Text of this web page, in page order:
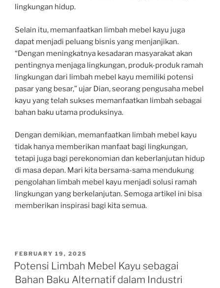
lingkungan hidup.
Selain itu, memanfaatkan limbah mebel kayu juga
dapat menjadi peluang bisnis yang menjanjikan.
“Dengan meningkatnya kesadaran masyarakat akan
pentingnya menjaga lingkungan, produk-produk ramah
lingkungan dari limbah mebel kayu memiliki potensi
pasar yang besar,” ujar Dian, seorang pengusaha mebel
kayu yang telah sukses memanfaatkan limbah sebagai
bahan baku utama produksinya.
Dengan demikian, memanfaatkan limbah mebel kayu
tidak hanya memberikan manfaat bagi lingkungan,
tetapi juga bagi perekonomian dan keberlanjutan hidup
di masa depan. Mari kita bersama-sama mendukung
pengolahan limbah mebel kayu menjadi solusi ramah
lingkungan yang berkelanjutan. Semoga artikel ini bisa
memberikan inspirasi bagi kita semua.
POSTED
ON
FEBRUARY 19, 2025
Potensi Limbah Mebel Kayu sebagai
Bahan Baku Alternatif dalam Industri